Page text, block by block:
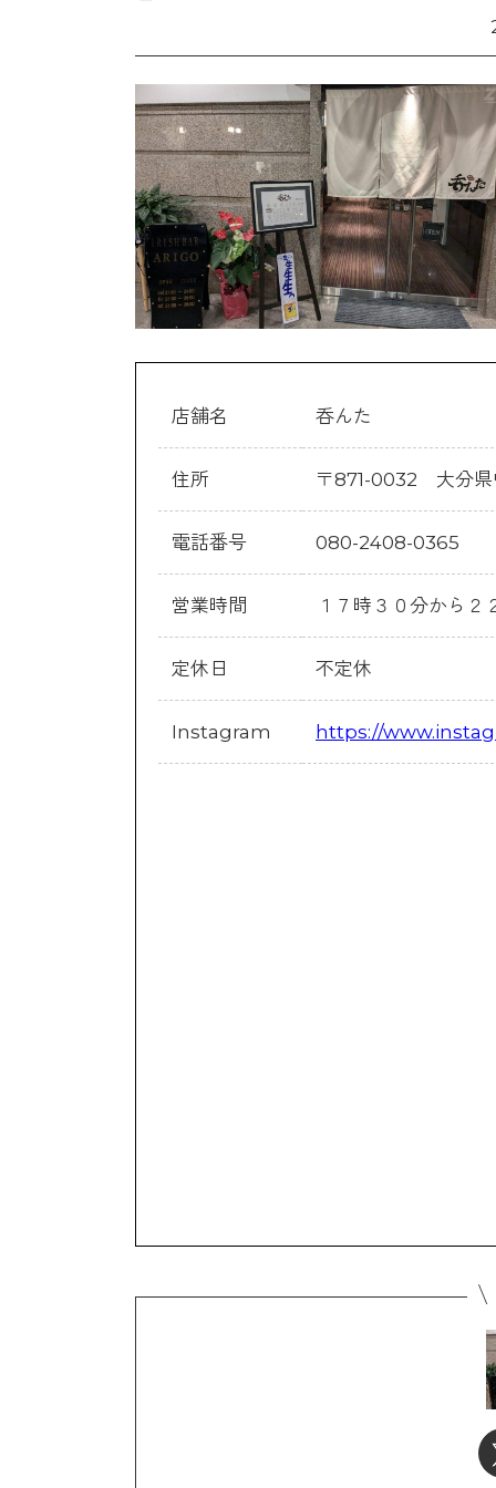
店舗名 呑んた
住所 〒871-0032 大分県
電話番号 080-2408-0365
営業時間 １７時３０分から２
定休日 不定休
Instagram https://